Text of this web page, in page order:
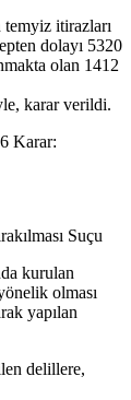
temyiz itirazları
dolayı 5320
olan 1412
karar verildi.
Karar:
Suçu
kurulan
olması
yapılan
delillere,